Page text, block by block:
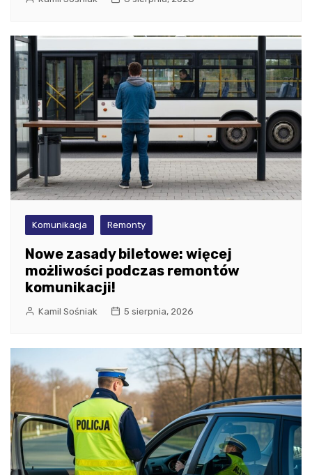
Komunikacja Remonty
Nowe zasady biletowe: więcej
możliwości podczas remontów
komunikacji!
Kamil Sośniak 5 sierpnia, 2026